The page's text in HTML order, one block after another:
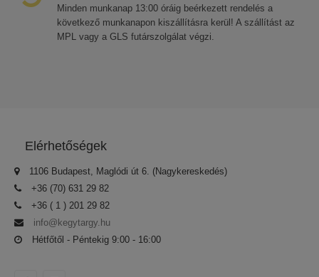
Minden munkanap 13:00 óráig beérkezett rendelés a
következő munkanapon kiszállításra kerül! A szállítást az
MPL vagy a GLS futárszolgálat végzi.
Elérhetőségek
1106 Budapest, Maglódi út 6. (Nagykereskedés)
+36 (70) 631 29 82
+36 ( 1 ) 201 29 82
info@kegytargy.hu
Hétfőtől - Péntekig 9:00 - 16:00